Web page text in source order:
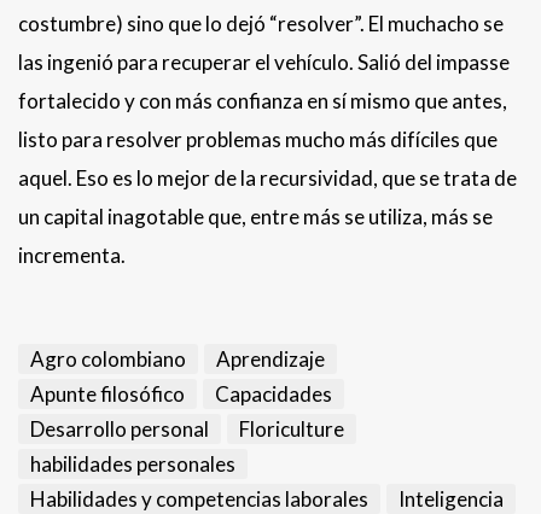
costumbre) sino que lo dejó “resolver”. El muchacho se
las ingenió para recuperar el vehículo. Salió del impasse
fortalecido y con más confianza en sí mismo que antes,
listo para resolver problemas mucho más difíciles que
aquel. Eso es lo mejor de la recursividad, que se trata de
un capital inagotable que, entre más se utiliza, más se
incrementa.
Agro colombiano
Aprendizaje
Apunte filosófico
Capacidades
Desarrollo personal
Floriculture
habilidades personales
Habilidades y competencias laborales
Inteligencia